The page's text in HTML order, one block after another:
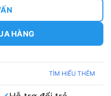
HÀNG
TÌM HIỂU THÊM